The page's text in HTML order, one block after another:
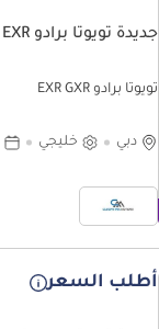
جديدة تويوتا برادو EXR
تويوتا برادو EXR GXR
دبي خليجي
أطلب السعر